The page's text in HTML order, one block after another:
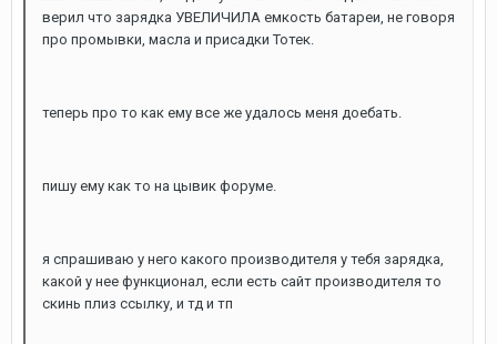
верил что зарядка УВЕЛИЧИЛА емкость батареи, не говоря
про промывки, масла и присадки Тотек.
теперь про то как ему все же удалось меня доебать.
пишу ему как то на цывик форуме.
я спрашиваю у него какого производителя у тебя зарядка,
какой у нее функционал, если есть сайт производителя то
скинь плиз ссылку, и тд и тп